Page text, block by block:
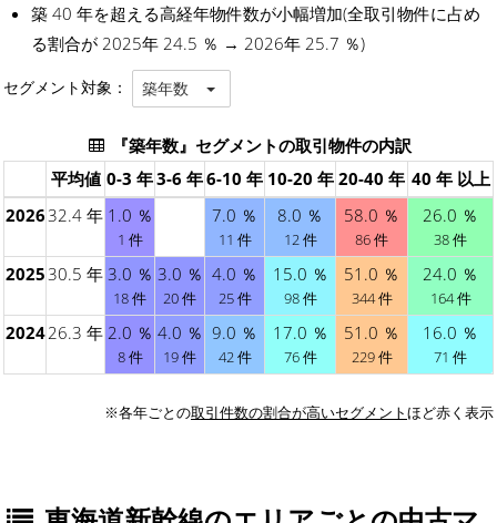
築 40 年を超える高経年物件数が小幅増加(全取引物件に占め
る割合が 2025年 24.5 ％ → 2026年 25.7 ％)
セグメント対象： 築年数
『築年数』セグメントの取引物件の内訳
平均値 0-3 年3-6 年6-10 年 10-20 年 20-40 年 40 年 以上
202632.4 年 1.0 ％
1 件
7.0 ％
11 件
8.0 ％
12 件
58.0 ％
86 件
26.0 ％
38 件
202530.5 年 3.0 ％
18 件
3.0 ％
20 件
4.0 ％
25 件
15.0 ％
98 件
51.0 ％
344 件
24.0 ％
164 件
202426.3 年 2.0 ％
8 件
4.0 ％
19 件
9.0 ％
42 件
17.0 ％
76 件
51.0 ％
229 件
16.0 ％
71 件
※各年ごとの取引件数の割合が高いセグメントほど赤く表示